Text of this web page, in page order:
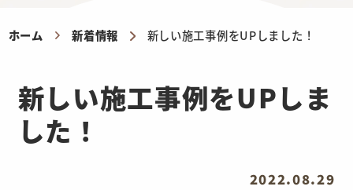
ホーム 新着情報 新しい施工事例をUPしました！
新しい施工事例をUPしま
した！
2022.08.29